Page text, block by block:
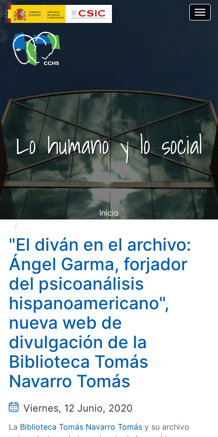
Pasar
al
contenido
principal
Lo humano y lo social
Inicio
psicoanálisis hispanoamericano", nueva web de
divulgación de la Biblioteca Tomás Navarro Tomás
"El diván en el archivo:
Ángel Garma, forjador
del psicoanálisis
hispanoamericano",
nueva web de
divulgación de la
Biblioteca Tomás
Navarro Tomás
Viernes, 12 Junio, 2020
La Biblioteca Tomás Navarro Tomásy su archivo